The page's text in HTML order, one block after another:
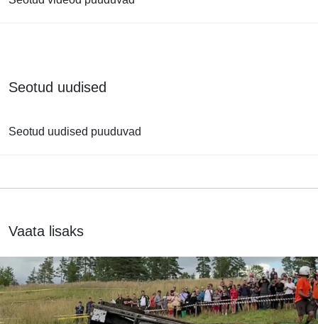
Seotud uudised
Seotud uudised puuduvad
Vaata lisaks